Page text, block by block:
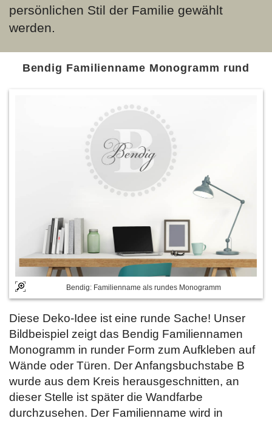
persönlichen Stil der Familie gewählt
werden.
Bendig Familienname Monogramm rund
Bendig: Familienname als rundes Monogramm
Diese Deko-Idee ist eine runde Sache! Unser
Bildbeispiel zeigt das Bendig Familiennamen
Monogramm in runder Form zum Aufkleben auf
Wände oder Türen. Der Anfangsbuchstabe B
wurde aus dem Kreis herausgeschnitten, an
dieser Stelle ist später die Wandfarbe
durchzusehen. Der Familienname wird in